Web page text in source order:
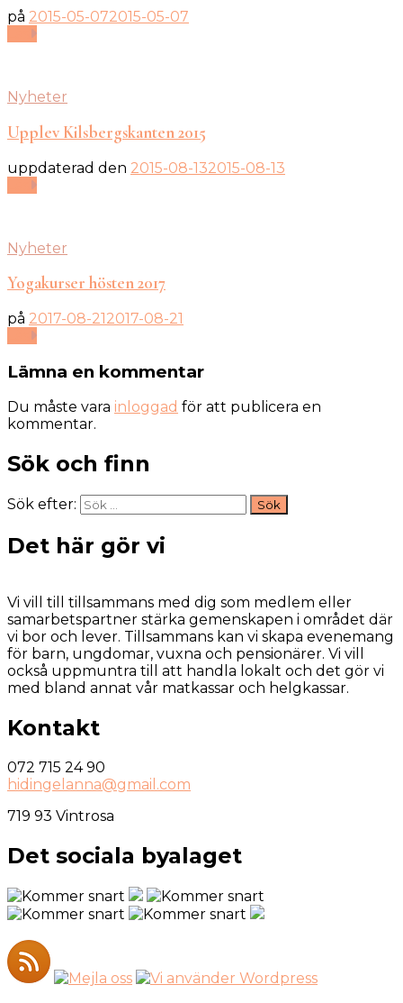
på 2015-05-072015-05-07
Nyheter
Upplev Kilsbergskanten 2015
uppdaterad den 2015-08-132015-08-13
Nyheter
Yogakurser hösten 2017
på 2017-08-212017-08-21
Lämna en kommentar
Du måste vara inloggad för att publicera en
kommentar.
Sök och finn
Sök efter:
Det här gör vi
Vi vill till tillsammans med dig som medlem eller
samarbetspartner stärka gemenskapen i området där
vi bor och lever. Tillsammans kan vi skapa evenemang
för barn, ungdomar, vuxna och pensionärer. Vi vill
också uppmuntra till att handla lokalt och det gör vi
med bland annat vår matkassar och helgkassar.
Kontakt
072 715 24 90
hidingelanna@gmail.com
719 93 Vintrosa
Det sociala byalaget